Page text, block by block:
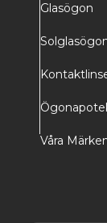
Glasögon
Våra